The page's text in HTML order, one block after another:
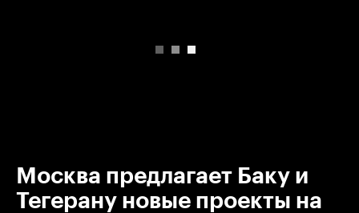
Москва предлагает Баку и
Тегерану новые проекты на